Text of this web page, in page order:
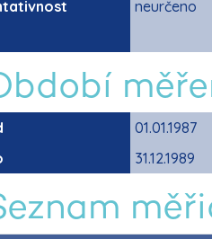
neurčeno
01.01.1987
31.12.1989